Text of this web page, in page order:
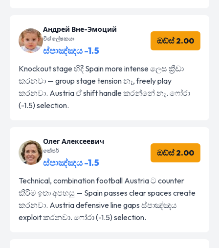
Андрей Вне-Эмоций
විශ්ලේෂකයා
ස්පාඤ්ඤය -1.5
ඔඩ්ස් 2.00
Knockout stage හිදී Spain more intense ලෙස ක්‍රීඩා
කරනවා — group stage tension නෑ, freely play
කරනවා. Austria ඒ shift handle කරන්නේ නෑ. ෆෝරා
(-1.5) selection.
Олег Алексеевич
කේපර්
ස්පාඤ්ඤය -1.5
ඔඩ්ස් 2.00
Technical, combination football Austria ට counter
කිරීම ඉතා අපහසු — Spain passes clear spaces create
කරනවා. Austria defensive line gaps ස්පාඤ්ඤය
exploit කරනවා. ෆෝරා (-1.5) selection.